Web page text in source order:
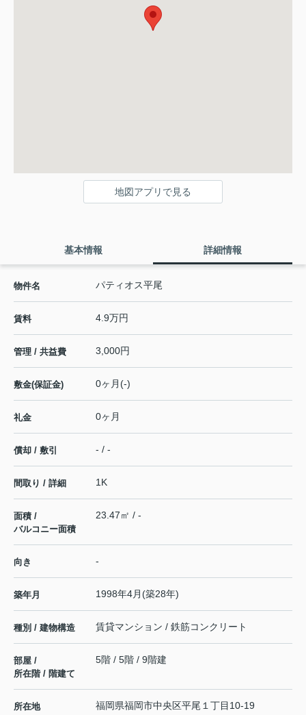
地図アプリで見る
基本情報 詳細情報
物件名 パティオス平尾
賃料 4.9万円
管理 / 共益費 3,000円
敷金(保証金) 0ヶ月(-)
礼金 0ヶ月
償却 / 敷引 - / -
間取り / 詳細 1K
面積 /
バルコニー面積
23.47㎡ / -
向き -
築年月 1998年4月(築28年)
種別 / 建物構造 賃貸マンション / 鉄筋コンクリート
部屋 /
所在階 / 階建て
5階 / 5階 / 9階建
所在地 福岡県福岡市中央区平尾 １丁目10-19